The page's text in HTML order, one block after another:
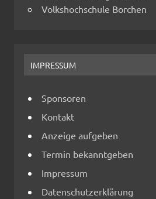
Volkshochschule Borchen
IMPRESSUM
Sponsoren
Kontakt
Anzeige aufgeben
Termin bekanntgeben
Impressum
Datenschutzerklärung